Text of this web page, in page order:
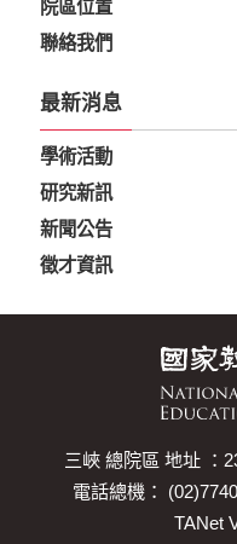
院區位置
聯絡我們
最新消息
學術活動
研究新訊
新聞公告
徵才資訊
三峽 總院區 地址 ：
電話總機：
TANet